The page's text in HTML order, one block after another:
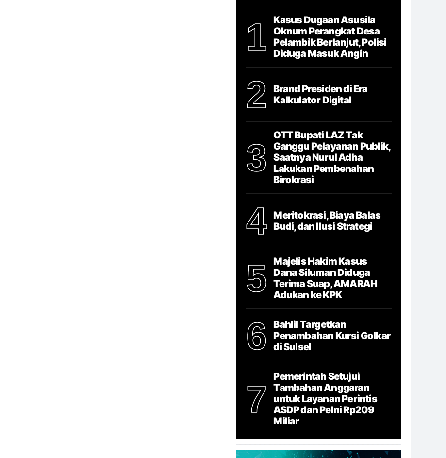
1
Kasus Dugaan Asusila
Oknum Perangkat Desa
Pelambik Berlanjut, Polisi
Diduga Masuk Angin
2
Brand Presiden di Era
Kalkulator Digital
3
OTT Bupati LAZ Tak
Ganggu Pelayanan Publik,
Saatnya Nurul Adha
Lakukan Pembenahan
Birokrasi
4
Meritokrasi, Biaya Balas
Budi, dan Ilusi Strategi
5
Majelis Hakim Kasus
Dana Siluman Diduga
Terima Suap, AMARAH
Adukan ke KPK
6
Bahlil Targetkan
Penambahan Kursi Golkar
di Sulsel
7
Pemerintah Setujui
Tambahan Anggaran
untuk Layanan Perintis
ASDP dan Pelni Rp209
Miliar